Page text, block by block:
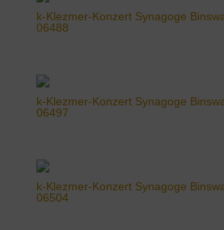
k-Klezmer-Konzert Synagoge
06488
k-Klezmer-Konzert Synagoge
06497
k-Klezmer-Konzert Synagoge
06504